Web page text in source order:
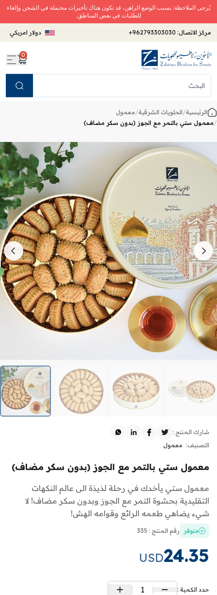
يُرجى الملاحظة: بسبب الوضع الراهن، قد تكون هناك تأخيرات محتملة في الشحن وإلغاء
للطلبات في بعض المناطق.
مركز الاتصال: +962793303030 دولار امريكي
0
الرئيسية/الحلويات الشرقية/معمول
/معمول ستي بالتمر مع الجوز (بدون سكر مضاف)
التصنيف: معمول
شارك المنتج :
معمول ستي بالتمر مع الجوز (بدون سكر مضاف)
معمول ستي يأخدك في رحلة لذيذة الى عالم النكهات
التقليدية بحشوة التمر مع الجوز وبدون سكر مضاف! لا
شيء يضاهي طعمه الرائع وقوامه الهش!
متوفر رقم المنتج : 335
24.35
USD
حدد الكمية : 1